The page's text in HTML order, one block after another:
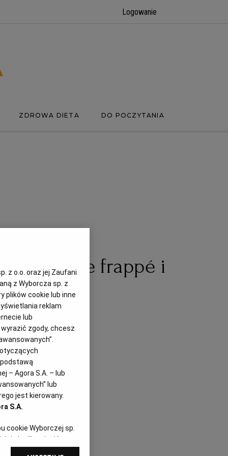
Logowanie
ZDROWA DIETA DO POCZYTANIA
Greckie frappé i
upały
z o.o. oraz jej Zaufani
z Wyborcza sp. z
plików cookie lub inne
reklam
lub
zgody, chcesz
– Agora S.A. – lub
lub
jest kierowany.
S.A.
cookie Wyborczej sp.
chwili zmienić
dot.